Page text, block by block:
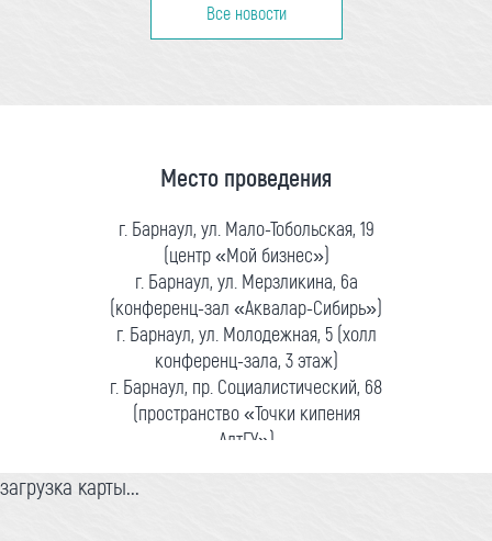
Все новости
Место проведения
г. Барнаул, ул. Мало-Тобольская, 19
(центр «Мой бизнес»)
г. Барнаул, ул. Мерзликина, 6а
(конференц-зал «Аквалар-Сибирь»)
г. Барнаул, ул. Молодежная, 5 (холл
конференц-зала, 3 этаж)
г. Барнаул, пр. Социалистический, 68
(пространство «Точки кипения
АлтГУ»)
загрузка карты...